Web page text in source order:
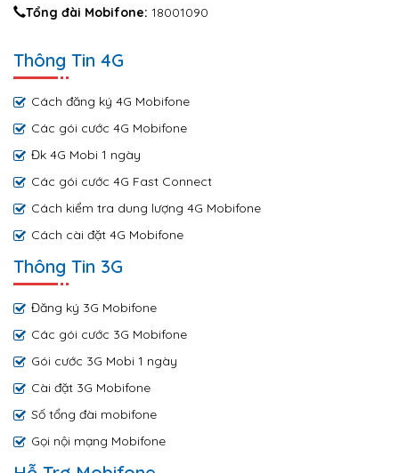
Tổng đài Mobifone: 18001090
Thông Tin 4G
Cách đăng ký 4G Mobifone
Các gói cước 4G Mobifone
Đk 4G Mobi 1 ngày
Các gói cước 4G Fast Connect
Cách kiểm tra dung lượng 4G Mobifone
Cách cài đặt 4G Mobifone
Thông Tin 3G
Đăng ký 3G Mobifone
Các gói cước 3G Mobifone
Gói cước 3G Mobi 1 ngày
Cài đặt 3G Mobifone
Số tổng đài mobifone
Gọi nội mạng Mobifone